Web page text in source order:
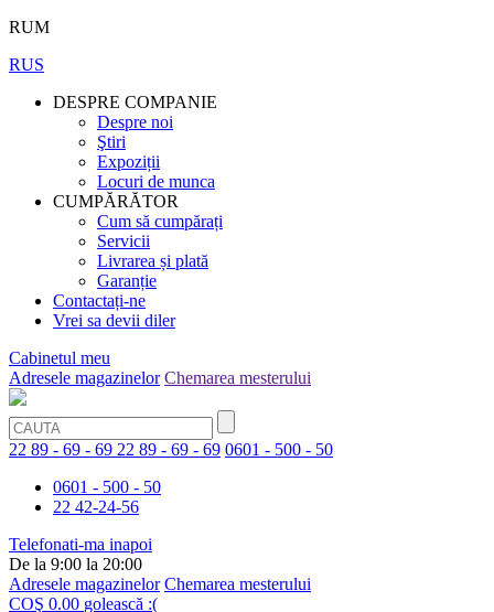
RUM
RUS
DESPRE COMPANIE
Despre noi
Ştiri
Expoziții
Locuri de munca
CUMPĂRĂTOR
Cum să cumpărați
Servicii
Livrarea și plată
Garanție
Contactați-ne
Vrei sa devii diler
Cabinetul meu
Adresele magazinelor Chemarea mesterului
22 89 - 69 - 69 22 89 - 69 - 69 0601 - 500 - 50
0601 - 500 - 50
22 42-24-56
Telefonati-ma inapoi
De la 9:00 la 20:00
Adresele magazinelor Chemarea mesterului
COŞ 0.00 golească :(